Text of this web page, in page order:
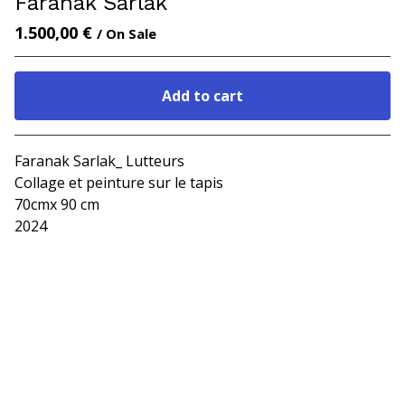
1.500,00 € / On Sale
Add to cart
Go to cart
Faranak Sarlak_ Lutteurs
Collage et peinture sur le tapis
70cmx 90 cm
2024